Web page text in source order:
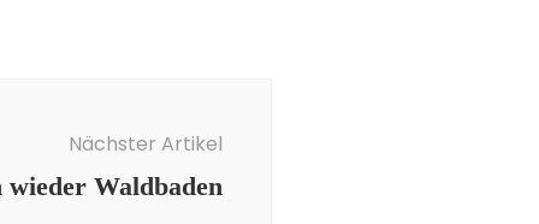
Nächster Artikel
Waldbaden